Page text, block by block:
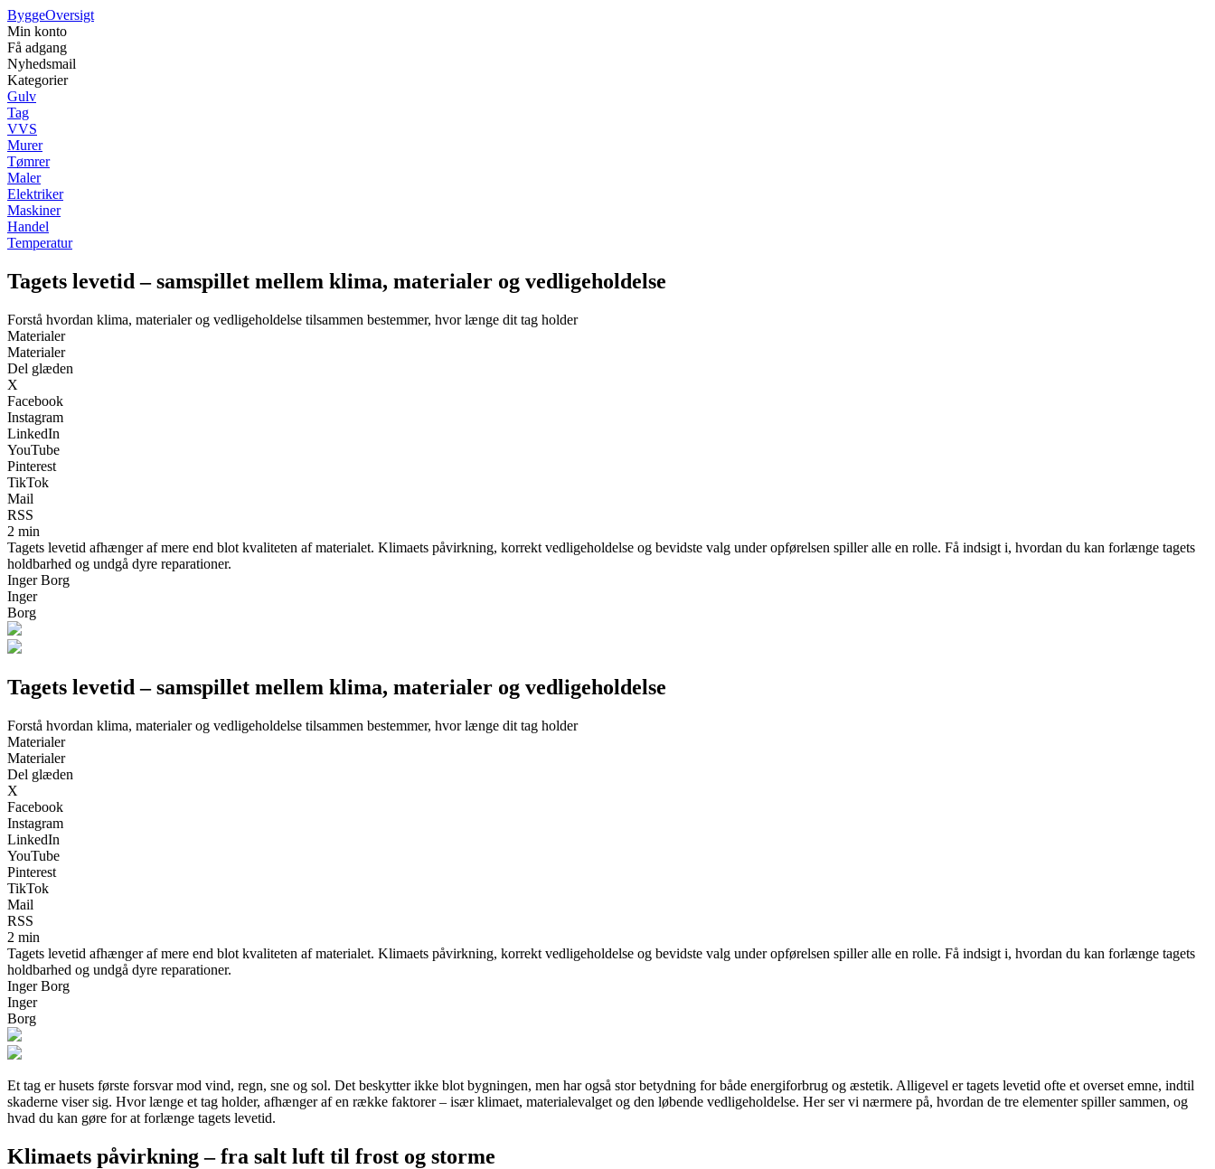
ByggeOversigt
Min konto
Få adgang
Nyhedsmail
Kategorier
Gulv
Tag
VVS
Murer
Tømrer
Maler
Elektriker
Maskiner
Handel
Temperatur
Tagets levetid – samspillet mellem klima, materialer og vedligeholdelse
Forstå hvordan klima, materialer og vedligeholdelse tilsammen bestemmer, hvor længe dit tag holder
Materialer
Materialer
Del glæden
X
Facebook
Instagram
LinkedIn
YouTube
Pinterest
TikTok
Mail
RSS
2 min
Tagets levetid afhænger af mere end blot kvaliteten af materialet. Klimaets påvirkning, korrekt vedligeholdelse og bevidste valg under opførelsen spiller alle en rolle. Få indsigt i, hvordan du kan forlænge tagets
holdbarhed og undgå dyre reparationer.
Inger Borg
Inger
Borg
Tagets levetid – samspillet mellem klima, materialer og vedligeholdelse
Forstå hvordan klima, materialer og vedligeholdelse tilsammen bestemmer, hvor længe dit tag holder
Materialer
Materialer
Del glæden
X
Facebook
Instagram
LinkedIn
YouTube
Pinterest
TikTok
Mail
RSS
2 min
Tagets levetid afhænger af mere end blot kvaliteten af materialet. Klimaets påvirkning, korrekt vedligeholdelse og bevidste valg under opførelsen spiller alle en rolle. Få indsigt i, hvordan du kan forlænge tagets
holdbarhed og undgå dyre reparationer.
Inger Borg
Inger
Borg
Et tag er husets første forsvar mod vind, regn, sne og sol. Det beskytter ikke blot bygningen, men har også stor betydning for både energiforbrug og æstetik. Alligevel er tagets levetid ofte et overset emne, indtil
skaderne viser sig. Hvor længe et tag holder, afhænger af en række faktorer – især klimaet, materialevalget og den løbende vedligeholdelse. Her ser vi nærmere på, hvordan de tre elementer spiller sammen, og
hvad du kan gøre for at forlænge tagets levetid.
Klimaets påvirkning – fra salt luft til frost og storme